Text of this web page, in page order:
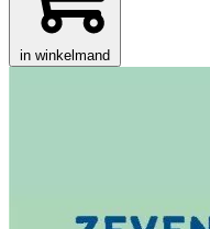
in winkelmand